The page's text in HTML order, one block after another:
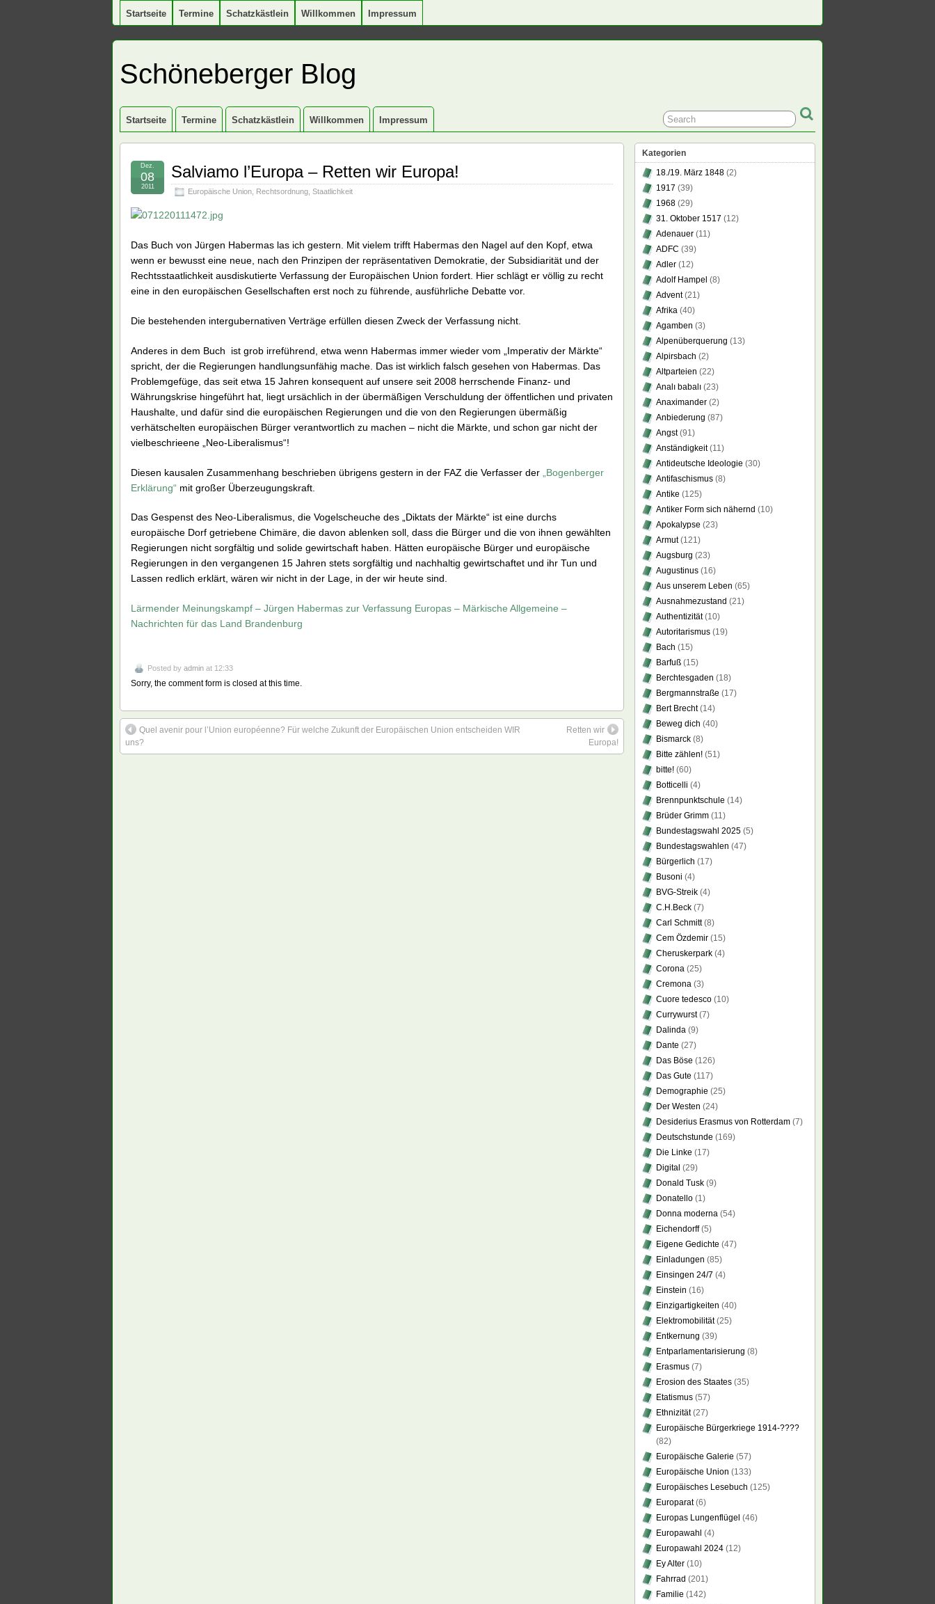
Startseite Termine Schatzkästlein Willkommen Impressum
Schöneberger Blog
Startseite Termine Schatzkästlein Willkommen Impressum
Salviamo l’Europa – Retten wir Europa!
Europäische Union Rechtsordnung Staatlichkeit
Dez.
08
2011
Das Buch von Jürgen Habermas las ich gestern. Mit vielem trifft Habermas den Nagel auf den Kopf, etwa
wenn er bewusst eine neue, nach den Prinzipen der repräsentativen Demokratie, der Subsidiarität und der
Rechtsstaatlichkeit ausdiskutierte Verfassung der Europäischen Union fordert. Hier schlägt er völlig zu recht
eine in den europäischen Gesellschaften erst noch zu führende, ausführliche Debatte vor.
Die bestehenden intergubernativen Verträge erfüllen diesen Zweck der Verfassung nicht.
Anderes in dem Buch ist grob irreführend, etwa wenn Habermas immer wieder vom „Imperativ der Märkte“
spricht, der die Regierungen handlungsunfähig mache. Das ist wirklich falsch gesehen von Habermas. Das
Problemgefüge, das seit etwa 15 Jahren konsequent auf unsere seit 2008 herrschende Finanz- und
Währungskrise hingeführt hat, liegt ursächlich in der übermäßigen Verschuldung der öffentlichen und privaten
Haushalte, und dafür sind die europäischen Regierungen und die von den Regierungen übermäßig
verhätschelten europäischen Bürger verantwortlich zu machen – nicht die Märkte, und schon gar nicht der
vielbeschrieene „Neo-Liberalismus“!
Diesen kausalen Zusammenhang beschrieben übrigens gestern in der FAZ die Verfasser der
„Bogenberger
Erklärung“ mit großer Überzeugungskraft.
Das Gespenst des Neo-Liberalismus, die Vogelscheuche des „Diktats der Märkte“ ist eine durchs
europäische Dorf getriebene Chimäre, die davon ablenken soll, dass die Bürger und die von ihnen gewählten
Regierungen nicht sorgfältig und solide gewirtschaft haben. Hätten europäische Bürger und europäische
Regierungen in den vergangenen 15 Jahren stets sorgfältig und nachhaltig gewirtschaftet und ihr Tun und
Lassen redlich erklärt, wären wir nicht in der Lage, in der wir heute sind.
Lärmender Meinungskampf – Jürgen Habermas zur Verfassung Europas – Märkische Allgemeine –
Nachrichten für das Land Brandenburg
Posted by admin at 12:33
Sorry, the comment form is closed at this time.
Quel avenir pour l’Union européenne? Für welche Zukunft der Europäischen Union entscheiden WIR
uns?
Retten wir
Europa!
Kategorien
18./19. März 1848 (2)
1917 (39)
1968 (29)
31. Oktober 1517 (12)
Adenauer (11)
ADFC (39)
Adler (12)
Adolf Hampel (8)
Advent(21)
Afrika (40)
Agamben (3)
Alpenüberquerung (13)
Alpirsbach (2)
Altparteien (22)
Analı babalı (23)
Anaximander (2)
Anbiederung (87)
Angst(91)
Anständigkeit(11)
Antideutsche Ideologie (30)
Antifaschismus (8)
Antike (125)
Antiker Form sich nähernd (10)
Apokalypse (23)
Armut(121)
Augsburg (23)
Augustinus (16)
Aus unserem Leben (65)
Ausnahmezustand (21)
Authentizität(10)
Autoritarismus (19)
Bach (15)
Barfuß (15)
Berchtesgaden (18)
Bergmannstraße (17)
Bert Brecht(14)
Beweg dich (40)
Bismarck (8)
Bitte zählen! (51)
bitte! (60)
Botticelli (4)
Brennpunktschule (14)
Brüder Grimm (11)
Bundestagswahl 2025 (5)
Bundestagswahlen (47)
Bürgerlich (17)
Busoni (4)
BVG-Streik (4)
C.H.Beck (7)
Carl Schmitt(8)
Cem Özdemir (15)
Cheruskerpark (4)
Corona (25)
Cremona (3)
Cuore tedesco (10)
Currywurst(7)
Dalinda (9)
Dante (27)
Das Böse (126)
Das Gute (117)
Demographie (25)
Der Westen (24)
Desiderius Erasmus von Rotterdam (7)
Deutschstunde (169)
Die Linke (17)
Digital (29)
Donald Tusk (9)
Donatello (1)
Donna moderna (54)
Eichendorff(5)
Eigene Gedichte (47)
Einladungen (85)
Einsingen 24/7 (4)
Einstein (16)
Einzigartigkeiten (40)
Elektromobilität(25)
Entkernung (39)
Entparlamentarisierung (8)
Erasmus (7)
Erosion des Staates (35)
Etatismus (57)
Ethnizität(27)
Europäische Bürgerkriege 1914-????
(82)
Europäische Galerie (57)
Europäische Union (133)
Europäisches Lesebuch (125)
Europarat(6)
Europas Lungenflügel (46)
Europawahl (4)
Europawahl 2024 (12)
Ey Alter (10)
Fahrrad (201)
Familie (142)